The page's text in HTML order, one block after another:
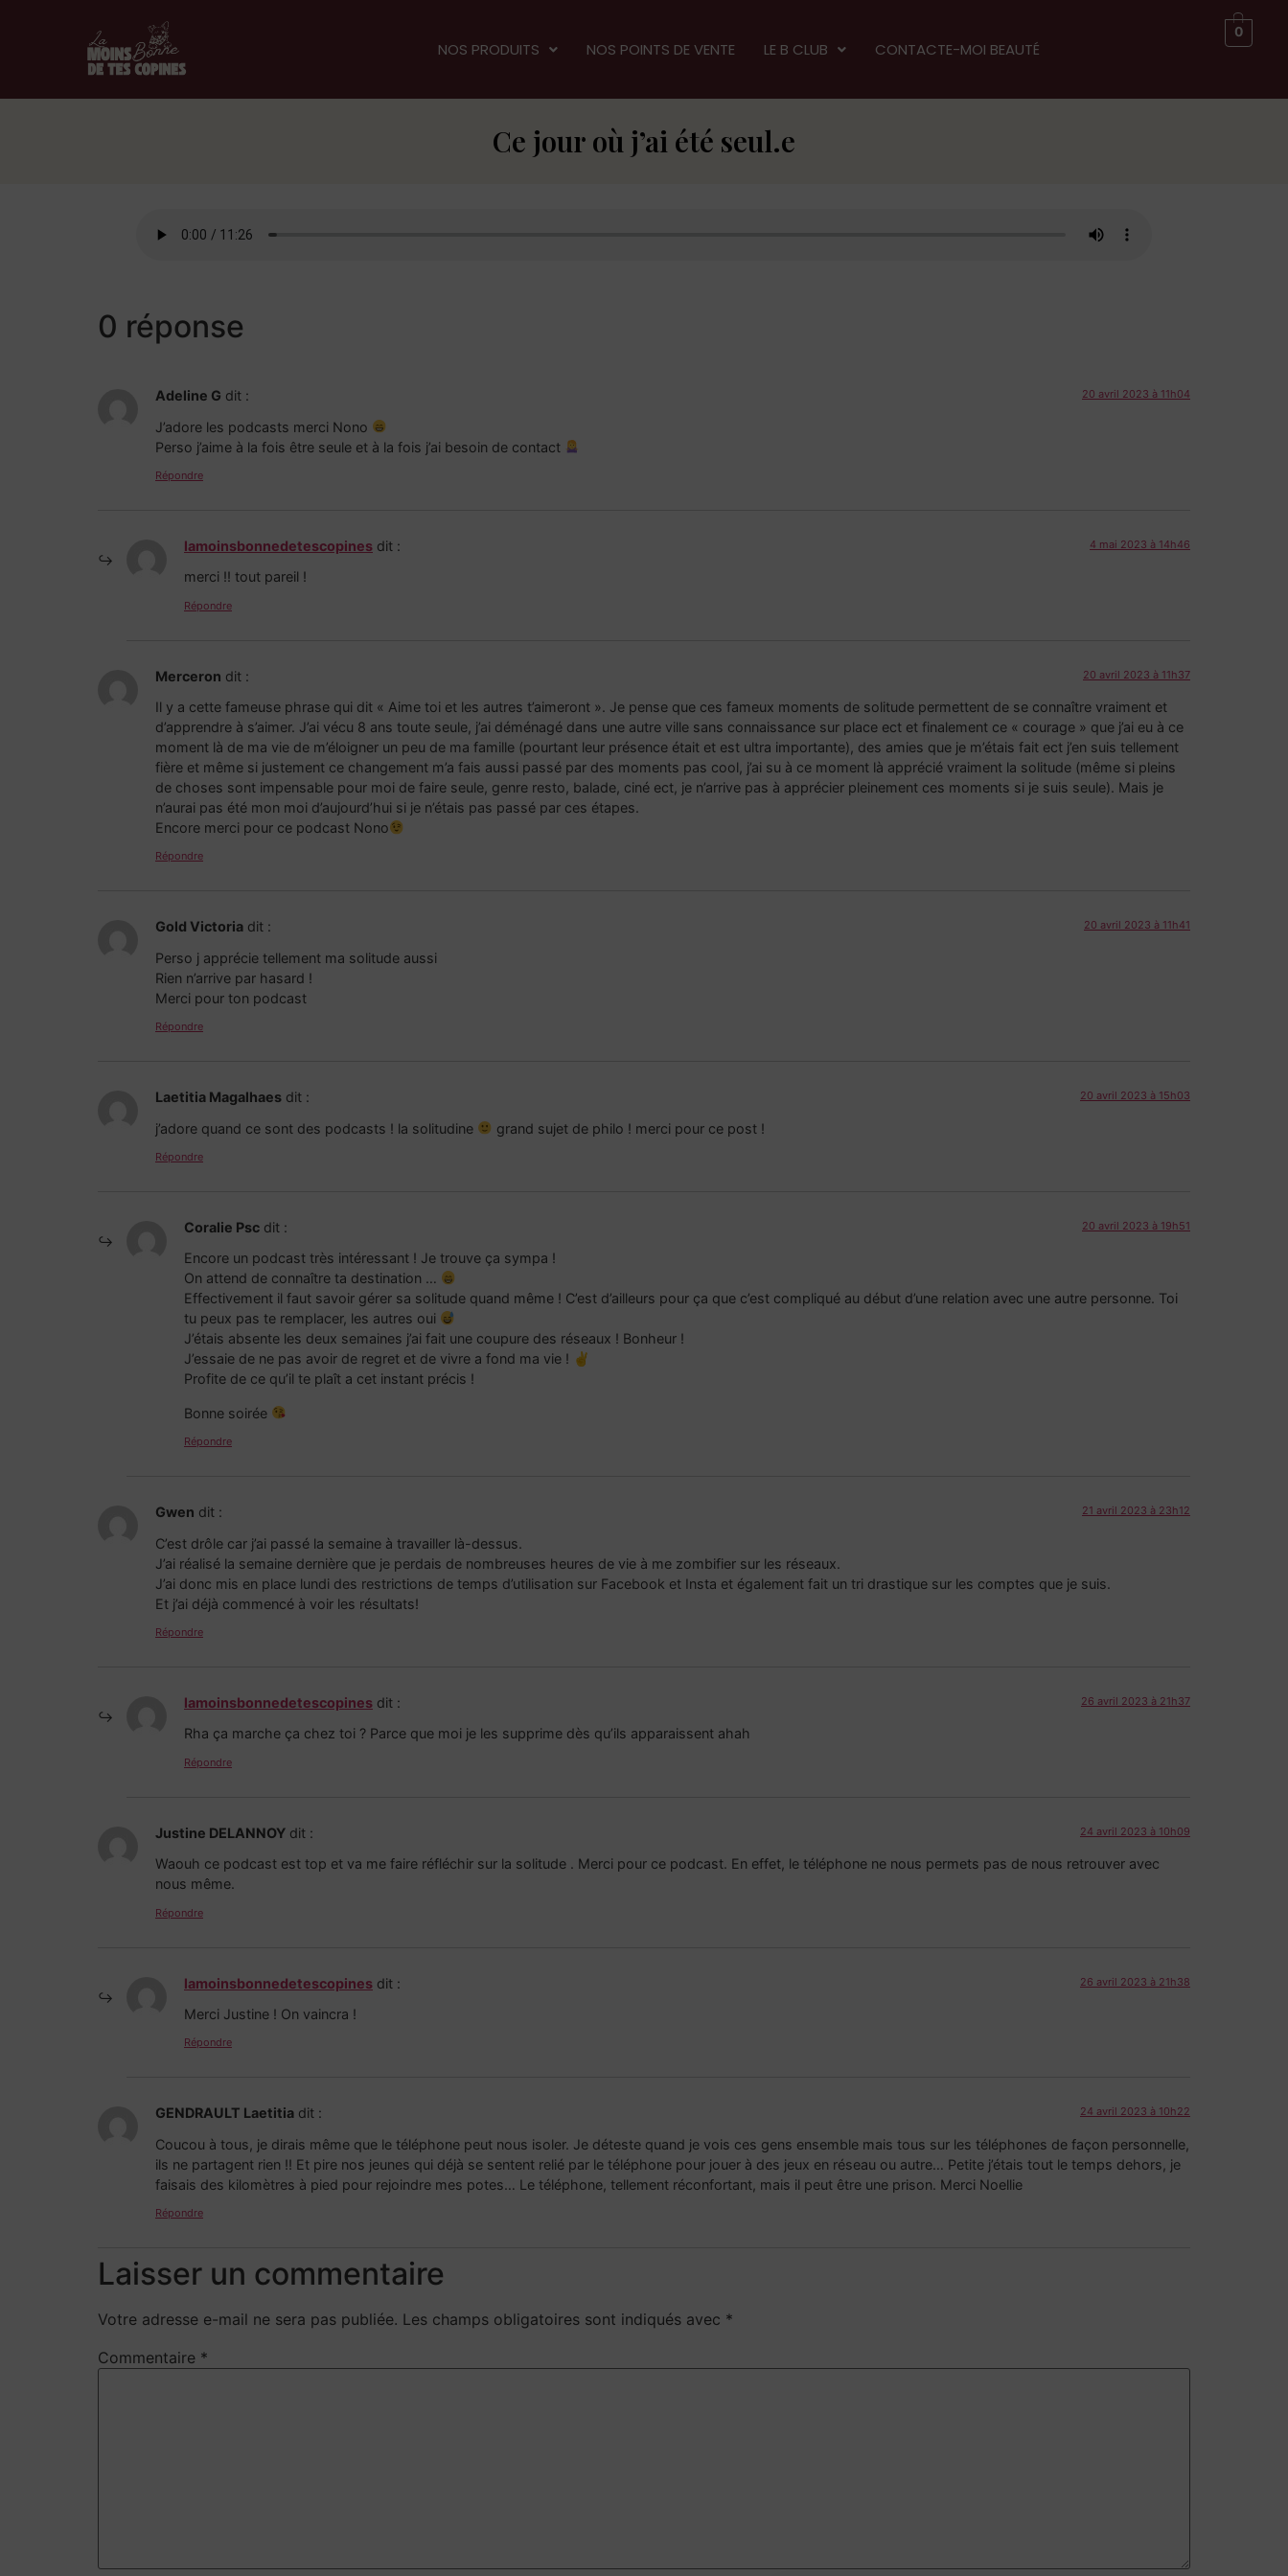
NOS PRODUITS NOS POINTS DE VENTE LE B CLUB CONTACTE-MOI BEAUTÉ
0
Ce jour où j’ai été seul.e
0 réponse
Adeline G dit : 20 avril 2023 à 11h04
J’adore les podcasts merci Nono
Perso j’aime à la fois être seule et à la fois j’ai besoin de contact
Répondre
lamoinsbonnedetescopines dit : 4 mai 2023 à 14h46
merci !! tout pareil !
Répondre
Merceron dit : 20 avril 2023 à 11h37
Il y a cette fameuse phrase qui dit « Aime toi et les autres t’aimeront ». Je pense que ces fameux moments de solitude permettent de se connaître vraiment et
d’apprendre à s’aimer. J’ai vécu 8 ans toute seule, j’ai déménagé dans une autre ville sans connaissance sur place ect et finalement ce « courage » que j’ai eu à ce
moment là de ma vie de m’éloigner un peu de ma famille (pourtant leur présence était et est ultra importante), des amies que je m’étais fait ect j’en suis tellement
fière et même si justement ce changement m’a fais aussi passé par des moments pas cool, j’ai su à ce moment là apprécié vraiment la solitude (même si pleins
de choses sont impensable pour moi de faire seule, genre resto, balade, ciné ect, je n’arrive pas à apprécier pleinement ces moments si je suis seule). Mais je
n’aurai pas été mon moi d’aujourd’hui si je n’étais pas passé par ces étapes.
Encore merci pour ce podcast Nono
Répondre
Gold Victoria dit : 20 avril 2023 à 11h41
Perso j apprécie tellement ma solitude aussi
Rien n’arrive par hasard !
Merci pour ton podcast
Répondre
Laetitia Magalhaes dit : 20 avril 2023 à 15h03
j’adore quand ce sont des podcasts ! la solitudine grand sujet de philo ! merci pour ce post !
Répondre
Coralie Psc dit : 20 avril 2023 à 19h51
Encore un podcast très intéressant ! Je trouve ça sympa !
On attend de connaître ta destination …
Effectivement il faut savoir gérer sa solitude quand même ! C’est d’ailleurs pour ça que c’est compliqué au début d’une relation avec une autre personne. Toi
tu peux pas te remplacer, les autres oui
J’étais absente les deux semaines j’ai fait une coupure des réseaux ! Bonheur !
J’essaie de ne pas avoir de regret et de vivre a fond ma vie ! ✌️
Profite de ce qu’il te plaît a cet instant précis !
Bonne soirée
Répondre
Gwen dit : 21 avril 2023 à 23h12
C’est drôle car j’ai passé la semaine à travailler là-dessus.
J’ai réalisé la semaine dernière que je perdais de nombreuses heures de vie à me zombifier sur les réseaux.
J’ai donc mis en place lundi des restrictions de temps d’utilisation sur Facebook et Insta et également fait un tri drastique sur les comptes que je suis.
Et j’ai déjà commencé à voir les résultats!
Répondre
lamoinsbonnedetescopines dit : 26 avril 2023 à 21h37
Rha ça marche ça chez toi ? Parce que moi je les supprime dès qu’ils apparaissent ahah
Répondre
Justine DELANNOY dit : 24 avril 2023 à 10h09
Waouh ce podcast est top et va me faire réfléchir sur la solitude . Merci pour ce podcast. En effet, le téléphone ne nous permets pas de nous retrouver avec
nous même.
Répondre
lamoinsbonnedetescopines dit : 26 avril 2023 à 21h38
Merci Justine ! On vaincra !
Répondre
GENDRAULT Laetitia dit : 24 avril 2023 à 10h22
Coucou à tous, je dirais même que le téléphone peut nous isoler. Je déteste quand je vois ces gens ensemble mais tous sur les téléphones de façon personnelle,
ils ne partagent rien !! Et pire nos jeunes qui déjà se sentent relié par le téléphone pour jouer à des jeux en réseau ou autre… Petite j’étais tout le temps dehors, je
faisais des kilomètres à pied pour rejoindre mes potes… Le téléphone, tellement réconfortant, mais il peut être une prison. Merci Noellie
Répondre
Laisser un commentaire
Votre adresse e-mail ne sera pas publiée. Les champs obligatoires sont indiqués avec *
Commentaire *